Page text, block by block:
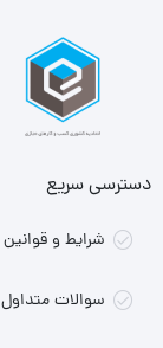
دسترسی سریع
شرایط و قوانین
سوالات متداول